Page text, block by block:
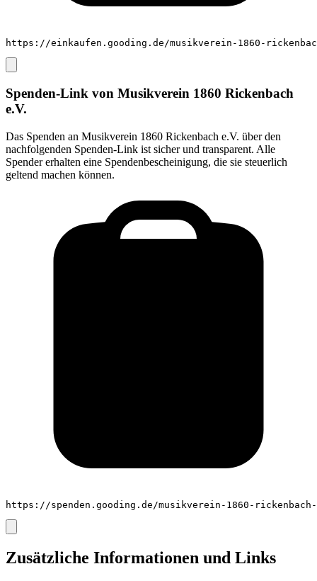
https://einkaufen.gooding.de/musikverein-1860-
Spenden-Link von Musikverein 1860 Rickenbach
e.V.
Das Spenden an Musikverein 1860 Rickenbach e.V. über den
nachfolgenden Spenden-Link ist sicher und transparent. Alle
Spender erhalten eine Spendenbescheinigung, die sie steuerlich
geltend machen können.
https://spenden.gooding.de/musikverein-1860-rickenbach-
Zusätzliche Informationen und Links